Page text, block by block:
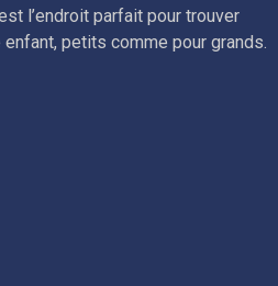
l’endroit parfait pour trouver
petits comme pour grands.